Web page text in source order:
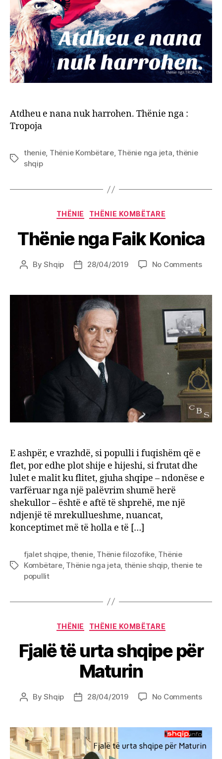
Atdheu e nana nuk harrohen. Thënie nga :
Tropoja
Tags
thenie, Thënie Kombëtare, Thënie nga jeta,thënie
shqip
Categories
THËNIE THËNIE KOMBËTARE
Thënie nga Faik Konica
PostByShqip
Post28/04/2019 No Commentson
Faik
E ashpër, e vrazhdë, si populli i fuqishëm që e
flet, por edhe plot shije e hijeshi, si frutat dhe
lulet e malit ku flitet, gjuha shqipe – ndonëse e
varfëruar nga një palëvrim shumë herë
shekullor – është e aftë të shprehë, me një
ndjenjë të mrekullueshme, nuancat,
konceptimet më të holla e të […]
Tags
fjalet shqipe,thenie, Thënie filozofike, Thënie
Kombëtare, Thënie nga jeta, thënie shqip,thenie te
popullit
Categories
THËNIE THËNIE KOMBËTARE
Fjalë të urta shqipe për
Maturin
PostByShqip
Post28/04/2019 No Commentson
urta
për